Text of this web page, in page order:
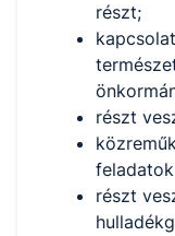
részt;
részt
részt